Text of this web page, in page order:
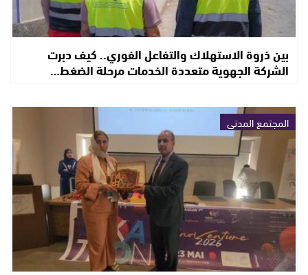
بين ذروة الاستهلاك والتفاعل الفوري.. كيف دبرت
الشركة الجهوية متعددة الخدمات مرحلة الضغط…
المجتمع المدني